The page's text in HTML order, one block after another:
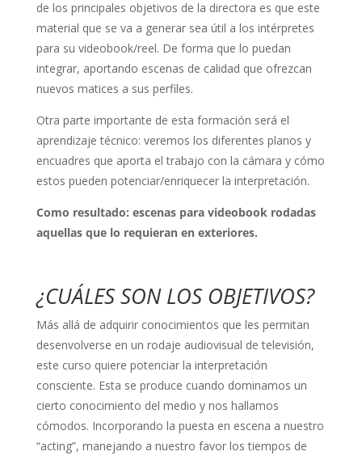
de los principales objetivos de la directora es que este
material que se va a generar sea útil a los intérpretes
para su videobook/reel. De forma que lo puedan
integrar, aportando escenas de calidad que ofrezcan
nuevos matices a sus perfiles.
Otra parte importante de esta formación será el
aprendizaje técnico: veremos los diferentes planos y
encuadres que aporta el trabajo con la cámara y cómo
estos pueden potenciar/enriquecer la interpretación.
Como resultado: escenas para videobook rodadas
aquellas que lo requieran en exteriores.
¿CUÁLES SON LOS OBJETIVOS?
Más allá de adquirir conocimientos que les permitan
desenvolverse en un rodaje audiovisual de televisión,
este curso quiere potenciar la interpretación
consciente. Esta se produce cuando dominamos un
cierto conocimiento del medio y nos hallamos
cómodos. Incorporando la puesta en escena a nuestro
“acting”, manejando a nuestro favor los tiempos de